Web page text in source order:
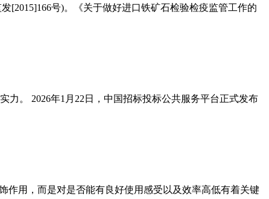
[2015]166号)。《关于做好进口铁矿石检验检疫监管工作的
力。 2026年1月22日，中国招标投标公共服务平台正式发布
作用，而是对是否能有良好使用感受以及效率高低有着关键